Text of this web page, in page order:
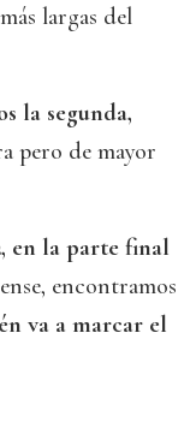
largas del
la segunda,
pero de mayor
en la parte final
encontramos
va a marcar el